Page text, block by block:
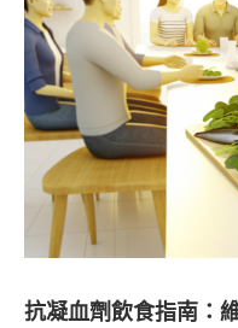
抗凝血劑飲食指南：